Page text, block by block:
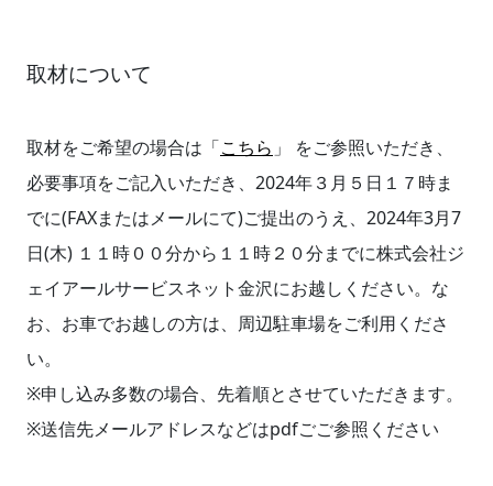
取材について
取材をご希望の場合は「こちら 」 をご参照いただき、
必要事項をご記入いただき、2024年３月５日１７時ま
でに(FAXまたはメールにて)ご提出のうえ、2024年3月7
日(木) １１時００分から１１時２０分までに株式会社ジ
ェイアールサービスネット金沢にお越しください。な
お、お車でお越しの方は、周辺駐車場をご利用くださ
い。
※申し込み多数の場合、先着順とさせていただきます。
※送信先メールアドレスなどはpdfごご参照ください